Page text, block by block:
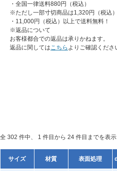
・全国一律送料880円（税込）
※ただし一部寸切商品は1,320円（税込）
・11,000円（税込）以上で送料無料！
※返品について
お客様都合での返品は承りかねます。
返品に関してはこちら よりご確認くださ
全 302 件中、 1 件目から 24 件目までを表示
サイズ 材質 表面処理